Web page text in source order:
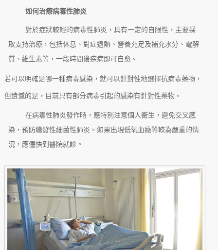
如何治療病毒性肺炎
對於症狀較輕的病毒性肺炎，具有一定的自限性，主要採
取支持治療，包括休息、對症退熱、營養充足及補充水分、電解
質、維生素等，一段時間後疾病即可自愈。
若可以明確是哪一種病毒感染，就可以針對性地選擇抗病毒藥物，
但遺憾的是，目前只有部分病毒引起的感染有針對性藥物。
在病毒性肺炎發作時，應特別注意個人衞生，避免交叉感
染，預防繼發性細菌性肺炎。如果出現低氧血癥等較為嚴重的情
況，應儘快到醫院就診。